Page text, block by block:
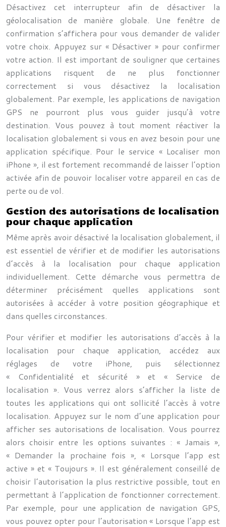
Désactivez cet interrupteur afin de désactiver la
géolocalisation de manière globale. Une fenêtre de
confirmation s’affichera pour vous demander de valider
votre choix. Appuyez sur « Désactiver » pour confirmer
votre action. Il est important de souligner que certaines
applications risquent de ne plus fonctionner
correctement si vous désactivez la localisation
globalement. Par exemple, les applications de navigation
GPS ne pourront plus vous guider jusqu’à votre
destination. Vous pouvez à tout moment réactiver la
localisation globalement si vous en avez besoin pour une
application spécifique. Pour le service « Localiser mon
iPhone », il est fortement recommandé de laisser l’option
activée afin de pouvoir localiser votre appareil en cas de
perte ou de vol.
Gestion des autorisations de localisation
pour chaque application
Même après avoir désactivé la localisation globalement, il
est essentiel de vérifier et de modifier les autorisations
d’accès à la localisation pour chaque application
individuellement. Cette démarche vous permettra de
déterminer précisément quelles applications sont
autorisées à accéder à votre position géographique et
dans quelles circonstances.
Pour vérifier et modifier les autorisations d’accès à la
localisation pour chaque application, accédez aux
réglages de votre iPhone, puis sélectionnez
« Confidentialité et sécurité » et « Service de
localisation ». Vous verrez alors s’afficher la liste de
toutes les applications qui ont sollicité l’accès à votre
localisation. Appuyez sur le nom d’une application pour
afficher ses autorisations de localisation. Vous pourrez
alors choisir entre les options suivantes : « Jamais »,
« Demander la prochaine fois », « Lorsque l’app est
active » et « Toujours ». Il est généralement conseillé de
choisir l’autorisation la plus restrictive possible, tout en
permettant à l’application de fonctionner correctement.
Par exemple, pour une application de navigation GPS,
vous pouvez opter pour l’autorisation « Lorsque l’app est